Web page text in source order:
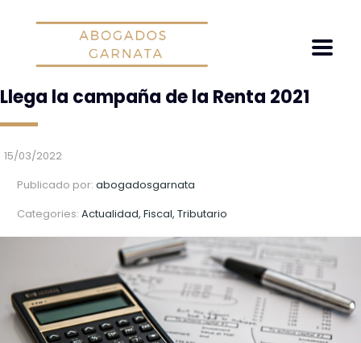
Llega la campaña de la Renta 2021
15/03/2022
Publicado por: abogadosgarnata
Categories: Actualidad, Fiscal, Tributario